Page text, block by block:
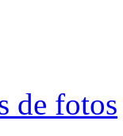
de fotos